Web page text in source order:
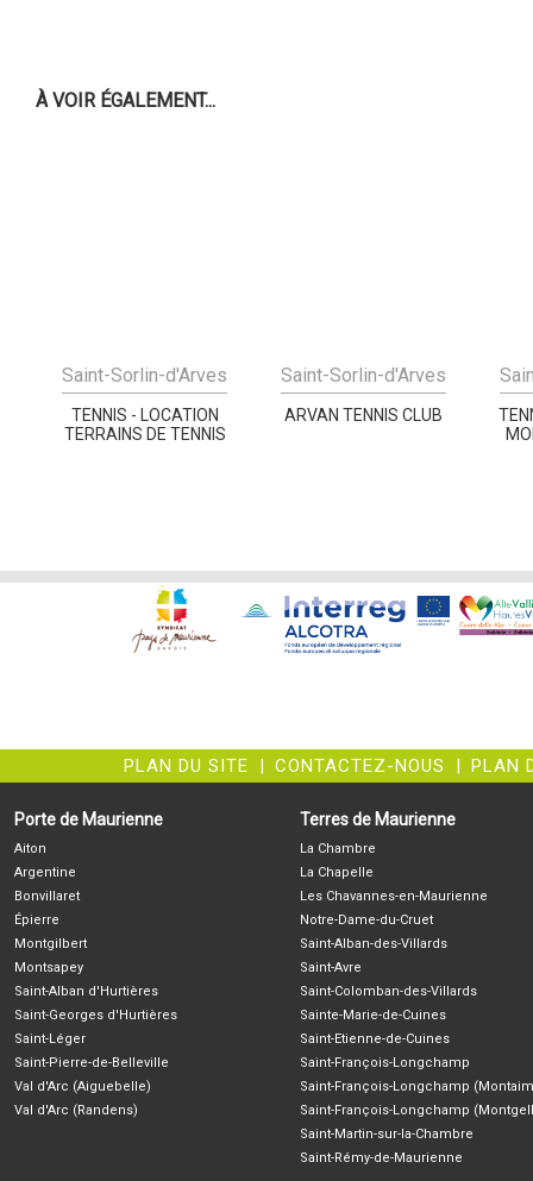
À VOIR ÉGALEMENT...
Saint-Sorlin-d'Arves
TENNIS - LOCATION
TERRAINS DE TENNIS
Saint-Sorlin-d'Arves
ARVAN TENNIS CLUB
PLAN DU SITE | CONTACTEZ-NOUS | PLAN
Porte de Maurienne
Aiton
Argentine
Bonvillaret
Épierre
Montgilbert
Montsapey
Saint-Alban d'Hurtières
Saint-Georges d'Hurtières
Saint-Léger
Saint-Pierre-de-Belleville
Val d'Arc (Aiguebelle)
Val d'Arc (Randens)
Terres de Maurienne
La Chambre
La Chapelle
Les Chavannes-en-Maurienne
Notre-Dame-du-Cruet
Saint-Alban-des-Villards
Saint-Avre
Saint-Colomban-des-Villards
Sainte-Marie-de-Cuines
Saint-Etienne-de-Cuines
Saint-François-Longchamp
Saint-François-Longchamp
Saint-François-Longchamp
Saint-Martin-sur-la-Chambre
Saint-Rémy-de-Maurienne